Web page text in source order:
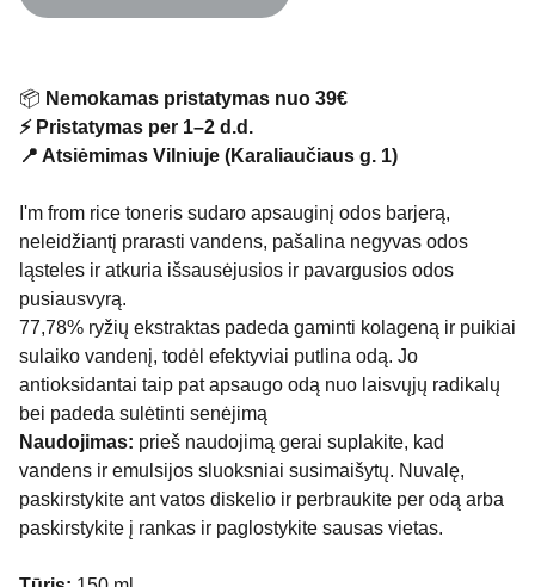
📦 Nemokamas pristatymas nuo 39€
⚡ Pristatymas per 1–2 d.d.
📍 Atsiėmimas Vilniuje (Karaliaučiaus g. 1)
I'm from rice toneris sudaro apsauginį odos barjerą,
neleidžiantį prarasti vandens, pašalina negyvas odos
ląsteles ir atkuria išsausėjusios ir pavargusios odos
pusiausvyrą.
77,78% ryžių ekstraktas padeda gaminti kolageną ir puikiai
sulaiko vandenį, todėl efektyviai putlina odą. Jo
antioksidantai taip pat apsaugo odą nuo laisvųjų radikalų
bei padeda sulėtinti senėjimą
Naudojimas: prieš naudojimą gerai suplakite, kad
vandens ir emulsijos sluoksniai susimaišytų. Nuvalę,
paskirstykite ant vatos diskelio ir perbraukite per odą arba
paskirstykite į rankas ir paglostykite sausas vietas.